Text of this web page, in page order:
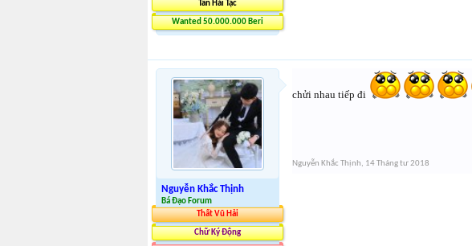
Tân Hải Tặc
Wanted 50.000.000 Beri
Nguyễn Khắc Thịnh
Bá Đạo Forum
Thất Vũ Hải
Chữ Ký Động
chửi nhau tiếp đi
Nguyễn Khắc Thịnh, 14 Tháng tư 2018